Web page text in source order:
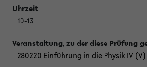
10-13
280220 Einführung in die Physik IV (V)